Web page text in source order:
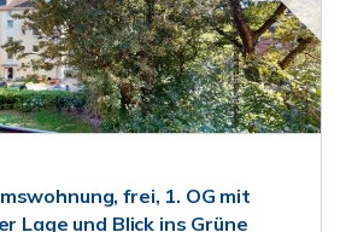
frei, 1. OG mit
Lage und Blick ins Grüne